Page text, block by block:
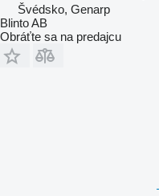
Švédsko, Genarp
Blinto AB
Obráťte sa na predajcu